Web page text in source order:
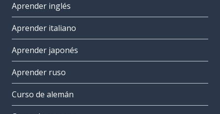
Aprender inglés
Aprender italiano
Aprender japonés
Aprender ruso
Curso de alemán